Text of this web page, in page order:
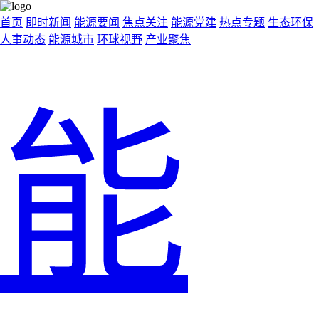
首页 即时新闻 能源要闻 焦点关注 能源党建 热点专题 生态环保
人事动态 能源城市 环球视野 产业聚焦
能